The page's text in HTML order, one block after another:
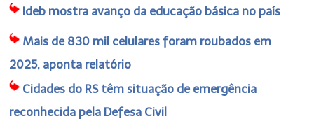
Ideb mostra avanço da educação básica no país
Mais de 830 mil celulares foram roubados em
2025, aponta relatório
Cidades do RS têm situação de emergência
reconhecida pela Defesa Civil